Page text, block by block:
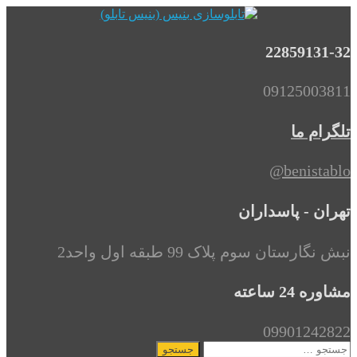
22859131-32
09125003811
تلگرام ما
benistablo@
تهران - پاسداران
نبش نگارستان سوم پلاک 99 طبقه اول واحد2
مشاوره 24 ساعته
09901242822
جستجو